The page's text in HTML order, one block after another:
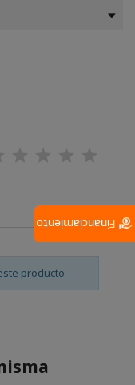
producto.
Financiamiento